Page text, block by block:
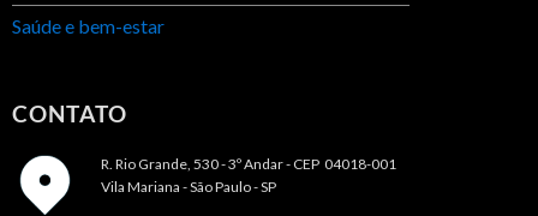
Saúde e bem-estar
CONTATO
R. Rio Grande, 530 - 3º Andar - CEP 04018-001
Vila Mariana - São Paulo - SP